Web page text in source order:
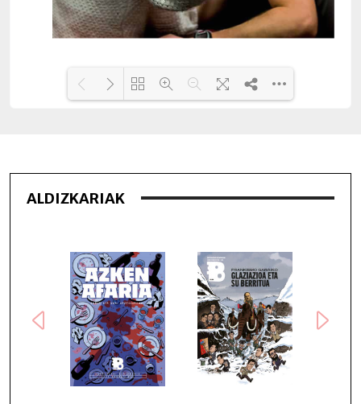
ALDIZKARIAK